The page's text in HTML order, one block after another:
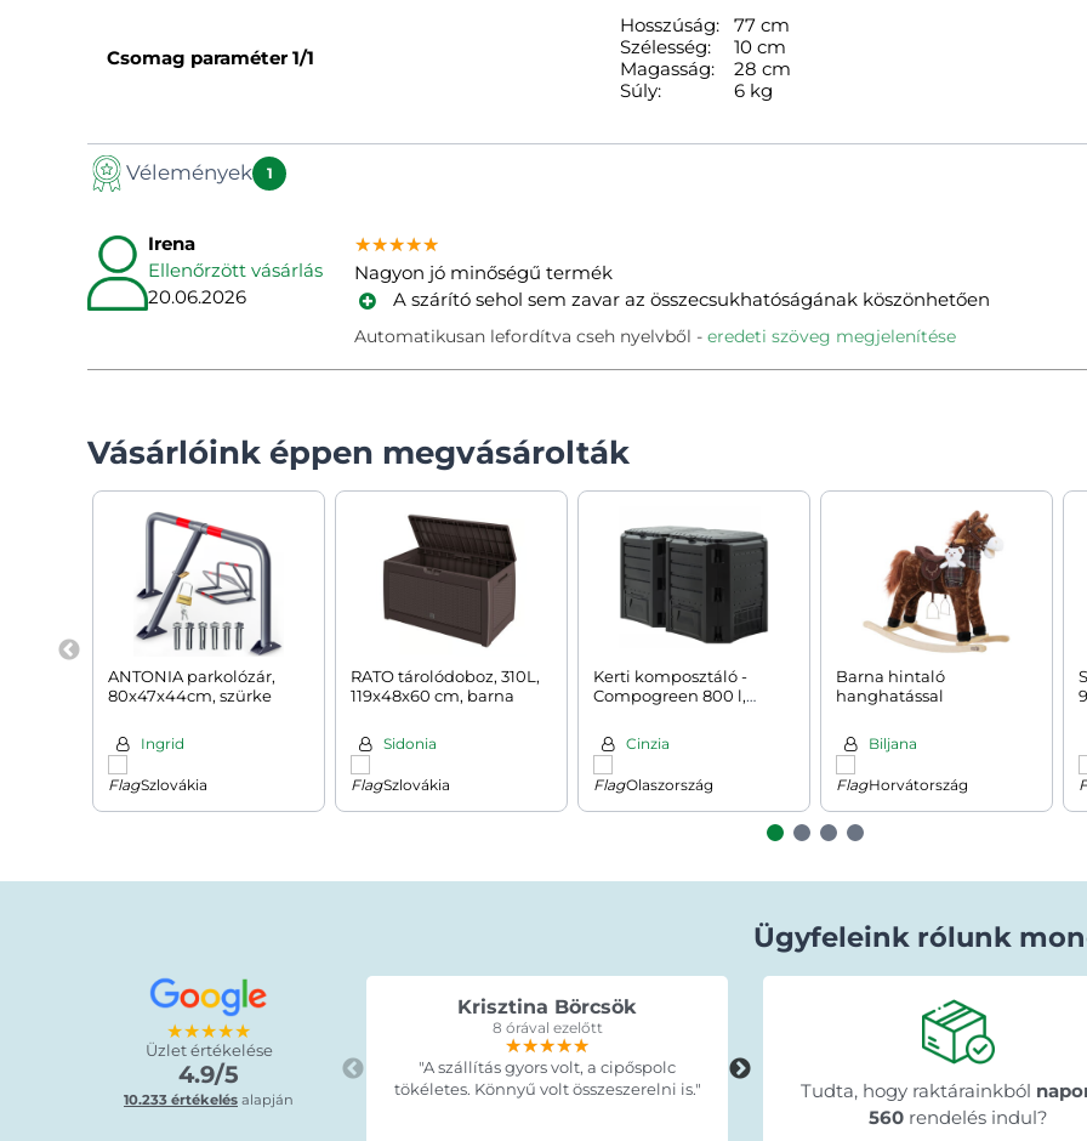
Csomag paraméter1/1
Hosszúság:
77 cm
Szélesség:
10 cm
Magasság:
28 cm
Súly:
6 kg
Vélemények 1
Irena
Ellenőrzött vásárlás
20.06.2026
★★★★★
★★★★★
★★★★★
Nagyon jó minőségű termék
A szárító sehol sem zavar az összecsukhatóságának köszönhetően
Automatikusan lefordítva cseh nyelvből eredeti szöveg megjelenítése
Vásárlóink éppen megvásárolták
ANTONIA parkolózár,
80x47x44cm, szürke
Ingrid
Szlovákia
RATO tárolódoboz, 310L,
119x48x60 cm, barna
Sidonia
Szlovákia
Kerti komposztáló -
Compogreen 800 l,
Cinzia
Olaszország
Barna hintaló
hanghatással
Biljana
Horvátország
★★★★★
Üzlet értékelése
4.9/5
10.233 értékelés alapján
Ügyfeleink rólunk
Krisztina Börcsök
8 órával ezelőtt
★★★★★
★★★★★
★★★★★
"A szállítás gyors volt, a cipőspolc
tökéletes. Könnyű volt összeszerelni is."
Erdey Betti
15 órával ezelőtt
★★★★★
★★★★★
★★★★★
"A termék pontosan olyan mint
leirták, idő elött érkezett,
szuper ajánlani tudom mindenkinek
Tudta, hogy raktárainkból
560rendelés indul?